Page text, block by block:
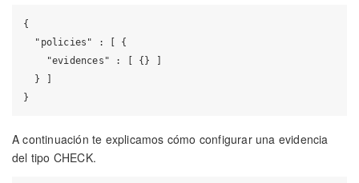
{
  "policies" : [ {
    "evidences" : [ {} ]
  } ]
A continuación te explicamos cómo configurar una evidencia
del tipo CHECK.